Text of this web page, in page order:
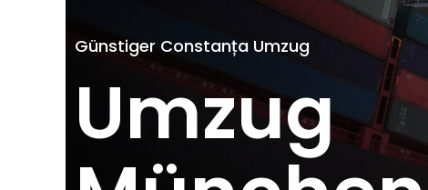
Günstiger Constanța Umzug
Umzug